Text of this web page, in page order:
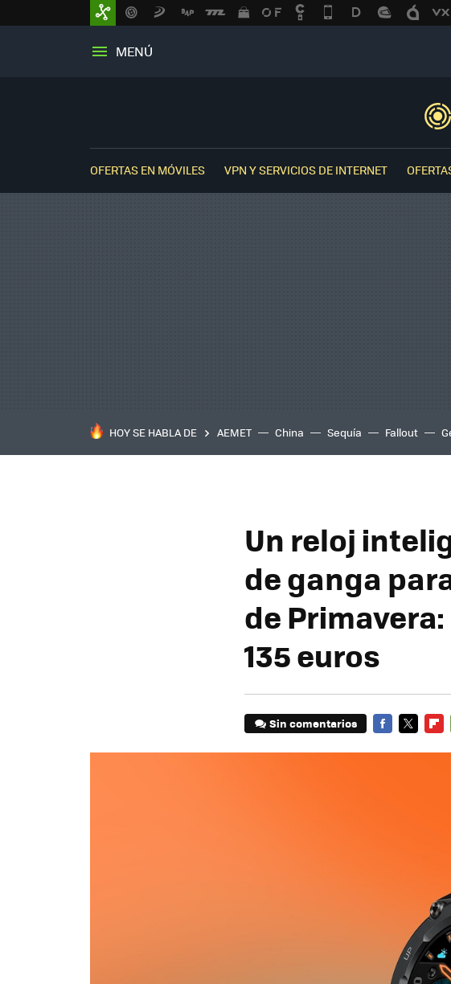
MENÚ
OFERTAS EN MÓVILES VPN Y SERVICIOS DE INTERNET
HOY SE HABLA DE AEMET China Sequía Fallout
Un reloj
de ganga
de
135 euros
Sin comentarios